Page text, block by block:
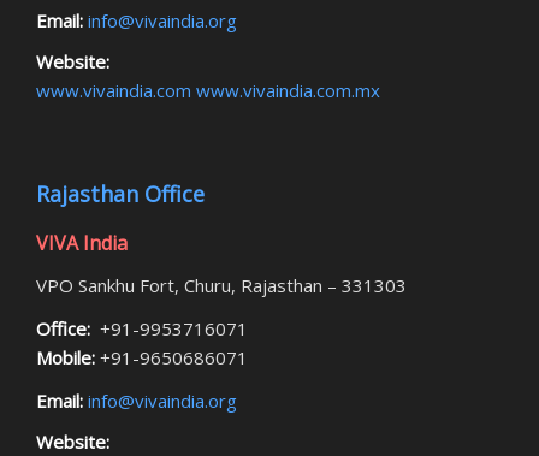
Email: info@vivaindia.org
Website:
www.vivaindia.com www.vivaindia.com.mx
Rajasthan Office
VIVA India
VPO Sankhu Fort, Churu, Rajasthan – 331303
Office: +91-9953716071
Mobile: +91-9650686071
Email: info@vivaindia.org
Website: